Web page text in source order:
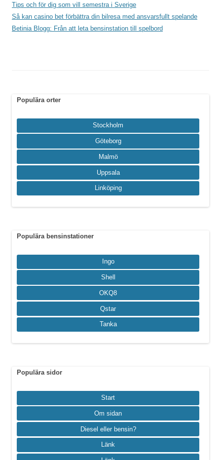
Tips och för dig som vill semestra i Sverige
Så kan casino bet förbättra din bilresa med ansvarsfullt spelande
Betinia Blogg: Från att leta bensinstation till spelbord
Populära orter
Stockholm
Göteborg
Malmö
Uppsala
Linköping
Populära bensinstationer
Ingo
Shell
OKQ8
Qstar
Tanka
Populära sidor
Start
Om sidan
Diesel eller bensin?
Länk